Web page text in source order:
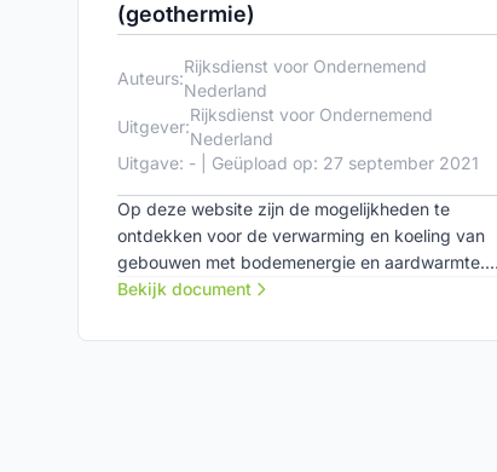
(geothermie)
Auteurs:
Rijksdienst voor Ondernemend
Nederland
Uitgever:
Rijksdienst voor Ondernemend
Nederland
Uitgave: - | Geüpload op: 27 september 2021
Op deze website zijn de mogelijkheden te
ontdekken voor de verwarming en koeling van
gebouwen met bodemenergie en aardwarmte.
Naast algemene informatie zijn er verschillende
beschikbaar.
Bekijk document